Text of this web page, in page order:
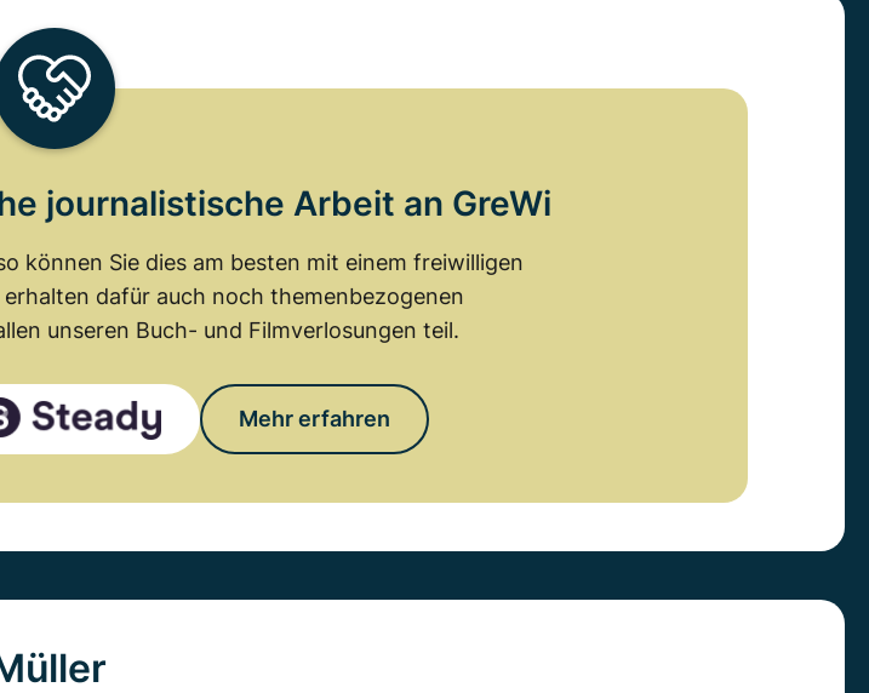
journalistische Arbeit an GreWi
können Sie dies am besten mit einem freiwilligen
dafür auch noch themenbezogenen
unseren Buch- und Filmverlosungen teil.
Mehr erfahren